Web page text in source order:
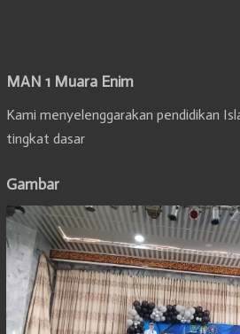
MAN 1 Muara Enim
Kami menyelenggarakan pendidikan
tingkat dasar
Gambar